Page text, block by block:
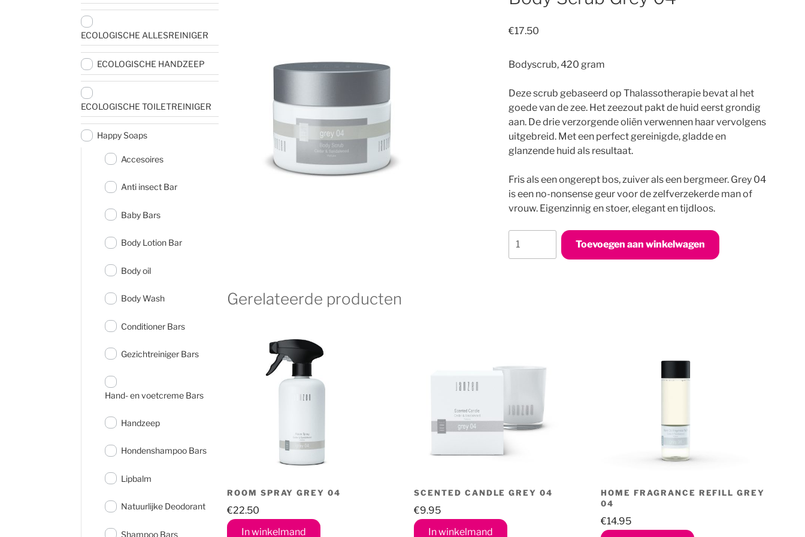
€17.50
Bodyscrub, 420 gram
Deze scrub gebaseerd op Thalassotherapie bevat al het
goede van de zee. Het zeezout pakt de huid eerst grondig
aan. De drie verzorgende oliën verwennen haar vervolgens
uitgebreid. Met een perfect gereinigde, gladde en
glanzende huid als resultaat.
Fris als een ongerept bos, zuiver als een bergmeer. Grey 04
is een no-nonsense geur voor de zelfverzekerde man of
vrouw. Eigenzinnig en stoer, elegant en tijdloos.
Scrub
Toevoegen aan winkelwagen
Gerelateerde producten
ROOM SPRAY GREY 04
€22.50
In winkelmand
SCENTED CANDLE GREY 04
€9.95
In winkelmand
HOME FRAGRANCE REFILL GREY
04
€14.95
ECOLOGISCHE ALLESREINIGER
ECOLOGISCHE HANDZEEP
ECOLOGISCHE TOILETREINIGER
Happy Soaps
Accesoires
Anti insect Bar
Baby Bars
Body Lotion Bar
Body oil
Body Wash
Conditioner Bars
Gezichtreiniger Bars
Hand- en voetcreme Bars
Handzeep
Hondenshampoo Bars
Lipbalm
Natuurlijke Deodorant
Shampoo Bars